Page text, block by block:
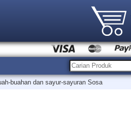
buahan dan sayur-sayuran Sosa